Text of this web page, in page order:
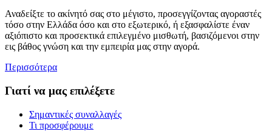
Αναδείξτε το ακίνητό σας στο μέγιστο, προσεγγίζοντας αγοραστές
τόσο στην Ελλάδα όσο και στο εξωτερικό, ή εξασφαλίστε έναν
αξιόπιστο και προσεκτικά επιλεγμένο μισθωτή, βασιζόμενοι στην
εις βάθος γνώση και την εμπειρία μας στην αγορά.
Περισσότερα
Γιατί να μας επιλέξετε
Σημαντικές συναλλαγές
Τι προσφέρουμε